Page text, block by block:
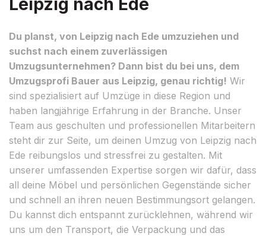
Leipzig nach Ede
Du planst, von Leipzig nach Ede umzuziehen und
suchst nach einem zuverlässigen
Umzugsunternehmen? Dann bist du bei uns, dem
Umzugsprofi Bauer aus Leipzig, genau richtig! Wir
sind spezialisiert auf Umzüge in diese Region und
haben langjährige Erfahrung in der Branche. Unser
Team aus geschulten und professionellen Mitarbeitern
steht dir zur Seite, um deinen Umzug von Leipzig nach
Ede reibungslos und stressfrei zu gestalten. Mit
unserer umfassenden Expertise sorgen wir dafür, dass
all deine Möbel und persönlichen Gegenstände sicher
und schnell an ihren neuen Bestimmungsort gelangen.
Du kannst dich entspannt zurücklehnen, während wir
uns um den Transport, die Verpackung und das